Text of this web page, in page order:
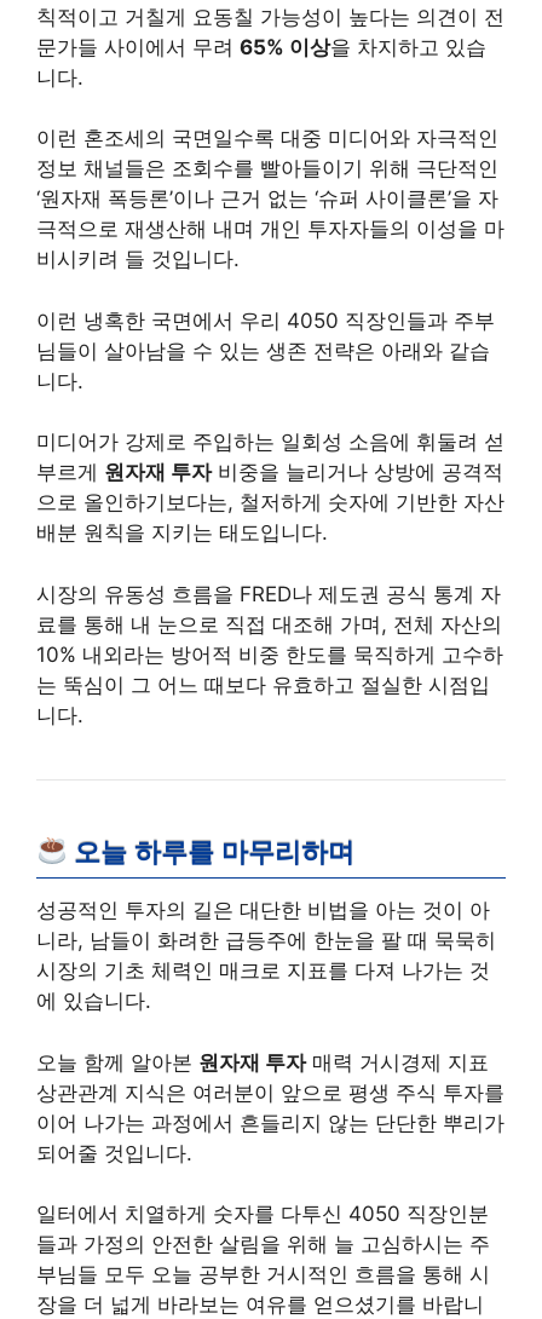
칙적이고 거칠게 요동칠 가능성이 높다는 의견이 전
문가들 사이에서 무려 65% 이상을 차지하고 있습
니다.
이런 혼조세의 국면일수록 대중 미디어와 자극적인
정보 채널들은 조회수를 빨아들이기 위해 극단적인
‘원자재 폭등론’이나 근거 없는 ‘슈퍼 사이클론’을 자
극적으로 재생산해 내며 개인 투자자들의 이성을 마
비시키려 들 것입니다.
이런 냉혹한 국면에서 우리 4050 직장인들과 주부
님들이 살아남을 수 있는 생존 전략은 아래와 같습
니다.
미디어가 강제로 주입하는 일회성 소음에 휘둘려 섣
부르게 원자재 투자비중을 늘리거나 상방에 공격적
으로 올인하기보다는, 철저하게 숫자에 기반한 자산
배분 원칙을 지키는 태도입니다.
시장의 유동성 흐름을 FRED나 제도권 공식 통계 자
료를 통해 내 눈으로 직접 대조해 가며, 전체 자산의
10% 내외라는 방어적 비중 한도를 묵직하게 고수하
는 뚝심이 그 어느 때보다 유효하고 절실한 시점입
니다.
오늘 하루를 마무리하며
성공적인 투자의 길은 대단한 비법을 아는 것이 아
니라, 남들이 화려한 급등주에 한눈을 팔 때 묵묵히
시장의 기초 체력인 매크로 지표를 다져 나가는 것
에 있습니다.
오늘 함께 알아본 원자재 투자매력 거시경제 지표
상관관계 지식은 여러분이 앞으로 평생 주식 투자를
이어 나가는 과정에서 흔들리지 않는 단단한 뿌리가
되어줄 것입니다.
일터에서 치열하게 숫자를 다투신 4050 직장인분
들과 가정의 안전한 살림을 위해 늘 고심하시는 주
부님들 모두 오늘 공부한 거시적인 흐름을 통해 시
장을 더 넓게 바라보는 여유를 얻으셨기를 바랍니